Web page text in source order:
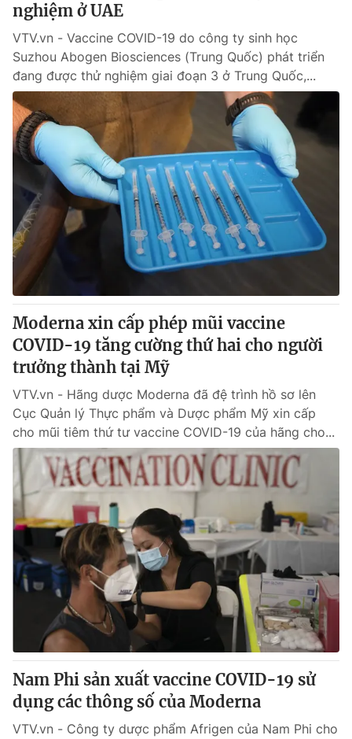
nghiệm ở UAE
VTV.vn - Vaccine COVID-19 do công ty sinh học
Suzhou Abogen Biosciences (Trung Quốc) phát triển
đang được thử nghiệm giai đoạn 3 ở Trung Quốc,...
Moderna xin cấp phép mũi vaccine
COVID-19 tăng cường thứ hai cho người
trưởng thành tại Mỹ
VTV.vn - Hãng dược Moderna đã đệ trình hồ sơ lên
Cục Quản lý Thực phẩm và Dược phẩm Mỹ xin cấp
cho mũi tiêm thứ tư vaccine COVID-19 của hãng cho...
Nam Phi sản xuất vaccine COVID-19 sử
dụng các thông số của Moderna
VTV.vn - Công ty dược phẩm Afrigen của Nam Phi cho